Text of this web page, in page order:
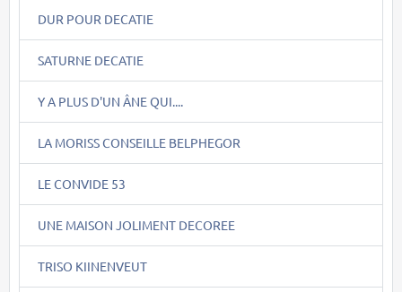
DUR POUR DECATIE
SATURNE DECATIE
Y A PLUS D'UN ÂNE QUI....
LA MORISS CONSEILLE BELPHEGOR
LE CONVIDE 53
UNE MAISON JOLIMENT DECOREE
TRISO KIINENVEUT